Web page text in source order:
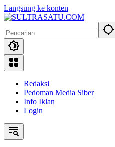
Langsung ke konten
Redaksi
Pedoman Media Siber
Info Iklan
Login